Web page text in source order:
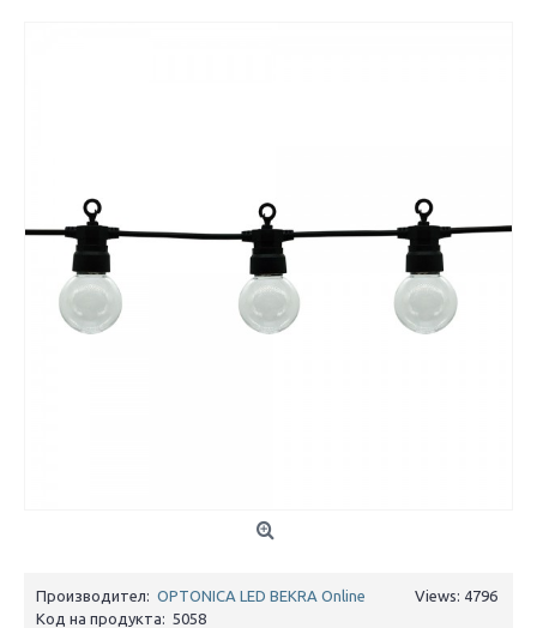
Views: 4796
Производител: OPTONICA LED BEKRA Online
Код на продукта: 5058